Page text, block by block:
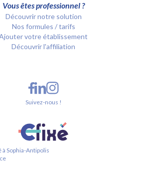
Vous êtes professionnel ?
Découvrir notre solution
Nos formules / tarifs
votre établissement
Découvrir l'affiliation
à Sophia-Antipolis
Suivez-nous !